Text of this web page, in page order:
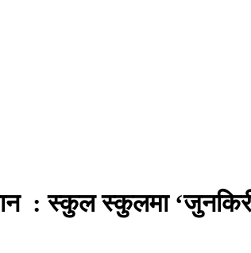
: स्कुल स्कुलमा